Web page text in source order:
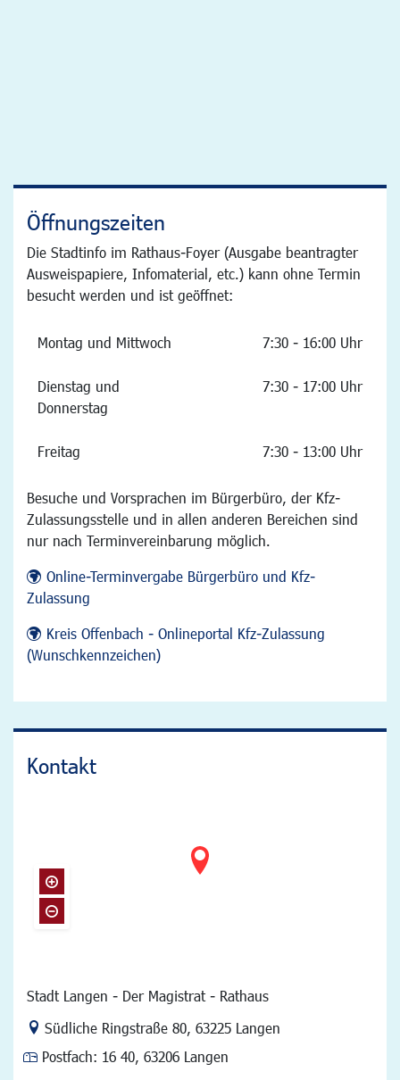
Öffnungszeiten
Die Stadtinfo im Rathaus-Foyer (Ausgabe beantragter
Ausweispapiere, Infomaterial, etc.) kann ohne Termin
besucht werden und ist geöffnet:
Montag und Mittwoch 7:30 - 16:00 Uhr
Dienstag und
Donnerstag
7:30 - 17:00 Uhr
Freitag 7:30 - 13:00 Uhr
Besuche und Vorsprachen im Bürgerbüro, der Kfz-
Zulassungsstelle und in allen anderen Bereichen sind
nur nach Terminvereinbarung möglich.
Online-Terminvergabe Bürgerbüro und Kfz-
Zulassung
Kreis Offenbach - Onlineportal Kfz-Zulassung
(Wunschkennzeichen)
Kontakt
Stadt Langen - Der Magistrat - Rathaus
Link zur Google-Maps Navigation
Südliche Ringstraße 80, 63225 Langen
Postfach: 16 40, 63206 Langen